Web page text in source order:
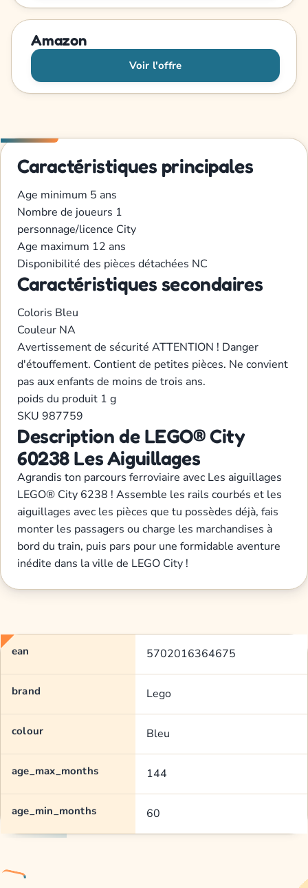
Amazon
Voir l'offre
Caractéristiques principales
Age minimum 5 ans
Nombre de joueurs 1
personnage/licence City
Age maximum 12 ans
Disponibilité des pièces détachées NC
Caractéristiques secondaires
Coloris Bleu
Couleur NA
Avertissement de sécurité ATTENTION ! Danger
d'étouffement. Contient de petites pièces. Ne convient
pas aux enfants de moins de trois ans.
poids du produit 1 g
SKU 987759
Description de LEGO® City
60238 Les Aiguillages
Agrandis ton parcours ferroviaire avec Les aiguillages
LEGO® City 6238 ! Assemble les rails courbés et les
aiguillages avec les pièces que tu possèdes déjà, fais
monter les passagers ou charge les marchandises à
bord du train, puis pars pour une formidable aventure
inédite dans la ville de LEGO City !
ean 5702016364675
brand Lego
colour Bleu
age_max_months 144
age_min_months 60